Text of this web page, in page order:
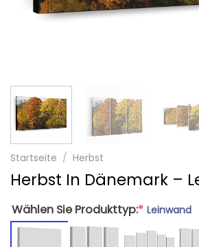
Startseite / Herbst
Herbst In Dänemark –
Wählen Sie Produkttyp:* Leinwand